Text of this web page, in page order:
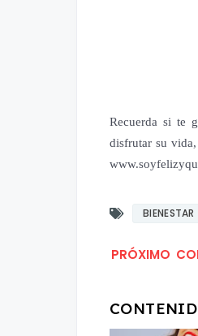
Recuerda si te
disfrutar su
BIENESTAR